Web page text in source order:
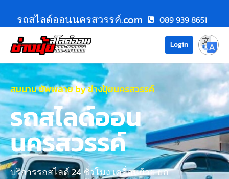
รถสไลด์ออนนครสวรรค์.com 089 939 8651
Login
สมนาม ซัพพลาย by ช่างปุ้ยนครสวรรค์
รถสไลด์ออน
นครสวรรค์
บริการรถสไลด์ 24 ชั่วโมง เคลื่อนย้าย ยก